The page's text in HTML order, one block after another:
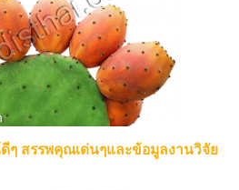
ดีๆ สรรพคุณเด่นๆและข้อมูลงานวิจัย